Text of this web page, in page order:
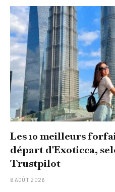
Les 10 meilleurs
départ d'Exoticca,
Trustpilot
6 AOÛT 2026